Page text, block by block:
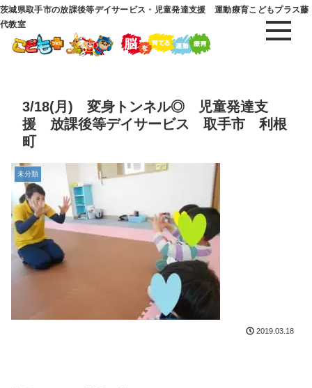
茨城県取手市の放課後等デイサービス・児童発達支援 運動療育こどもプラス藤
代教室
3/18(月) 変身トンネル◎ 児童発達支
援 放課後等デイサービス 取手市 利根
町
未分類
2019.03.18